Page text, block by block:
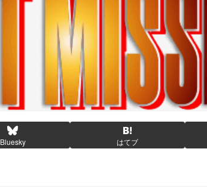
Bluesky はてブ